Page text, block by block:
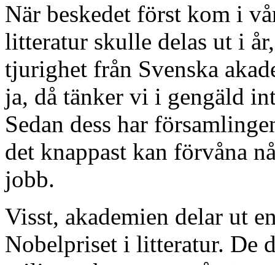
När beskedet först kom i
litteratur skulle delas ut i
tjurighet från Svenska
ja, då tänker vi i gengäld
Sedan dess har
det knappast kan förvåna
jobb.
Visst, akademien delar ut
Nobelpriset i litteratur. De